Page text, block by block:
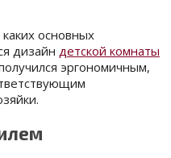
основных
дизайн детской комнаты
эргономичным,